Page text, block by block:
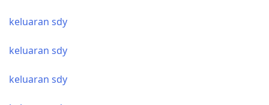
keluaran sdy
keluaran sdy
keluaran sdy